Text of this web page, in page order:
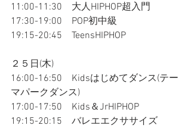
11:00-11:30　大人HIPHOP超入門
17:30-19:00　POP初中級
19:15-20:45　TeensHIPHOP
２５日(木)
16:00-16:50　Kidsはじめてダンス(テー
マパークダンス)
17:00-17:50　Kids＆JrHIPHOP
19:15-20:15　バレエエクササイズ